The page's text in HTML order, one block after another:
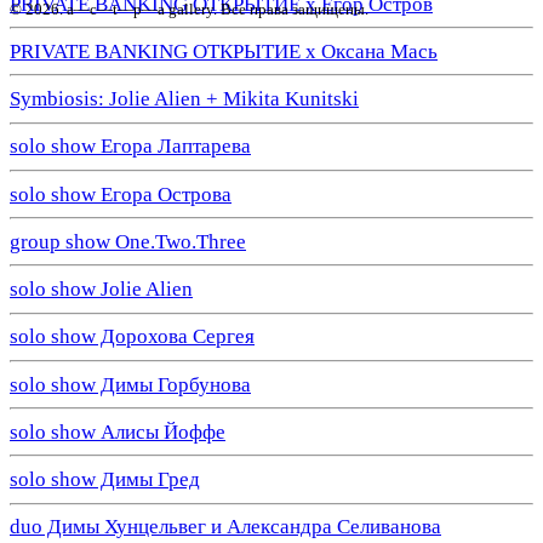
PRIVATE BANKING ОТКРЫТИЕ х Оксана Мась
Symbiosis: Jolie Alien + Mikita Kunitski
solo show Егора Лаптарева
solo show Егора Острова
group show One.Two.Three
solo show Jolie Alien
solo show Дорохова Сергея
solo show Димы Горбунова
solo show Алисы Йоффе
solo show Димы Гред
duo Димы Хунцельвег и Александра Селиванова
© 2026. a—с—t—р—a gallery. Все права защищены.